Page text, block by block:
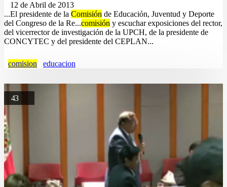
12 de Abril de 2013
...El presidente de la Comisión de Educación, Juventud y Deporte
del Congreso de la Re...comisión y escuchar exposiciones del rector,
del vicerrector de investigación de la UPCH, de la presidente de
CONCYTEC y del presidente del CEPLAN...
comision educacion
43